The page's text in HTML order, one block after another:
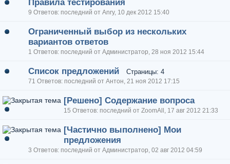
Правила тестирования
9 Ответов: последний от Anry, 10 дек 2012 15:40
Ограниченный выбор из нескольких
вариантов ответов
1 Ответов: последний от Администратор, 28 ноя 2012 15:44
Список предложений Страницы: 4
71 Ответов: последний от Антон, 21 ноя 2012 17:15
[Решено] Содержание вопроса
15 Ответов: последний от ZoomAll, 17 авг 2012 21:33
[Частично выполнено] Мои
предложения
3 Ответов: последний от Администратор, 02 авг 2012 04:59